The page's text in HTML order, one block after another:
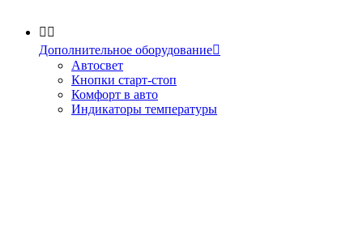
 
Дополнительное оборудование
Автосвет
Кнопки старт-стоп
Комфорт в авто
Индикаторы температуры